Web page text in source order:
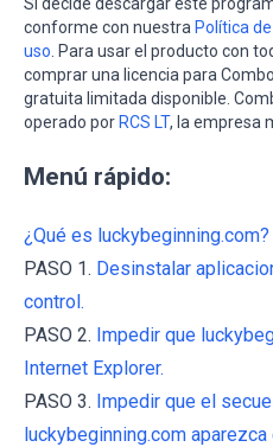
conforme con nuestra Política
uso . Para usar el producto con
comprar una licencia para
gratuita limitada disponible.
operado por RCS LT, la empresa
Menú rápido:
¿Qué es luckybeginning.com?
PASO 1. Desinstalar
control.
PASO 2. Impedir que
Internet Explorer.
PASO 3. Impedir que el
luckybeginning.com aparezca